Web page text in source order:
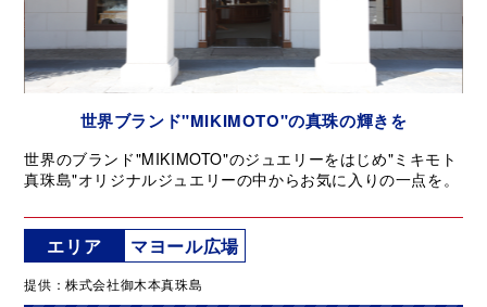
世界ブランド"MIKIMOTO"の真珠の輝きを
世界のブランド"MIKIMOTO"のジュエリーをはじめ"ミキモト
真珠島"オリジナルジュエリーの中からお気に入りの一点を。
エリア マヨール広場
提供：株式会社御木本真珠島